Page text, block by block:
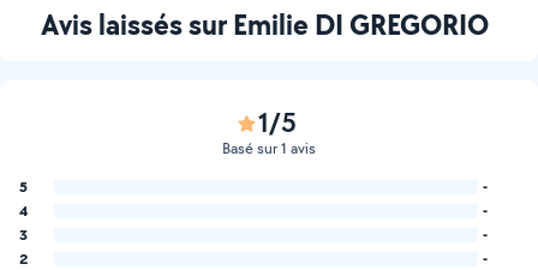
Avis laissés sur Emilie DI GREGORIO
1/5
Basé sur 1 avis
5
-
4
-
3
-
2
-